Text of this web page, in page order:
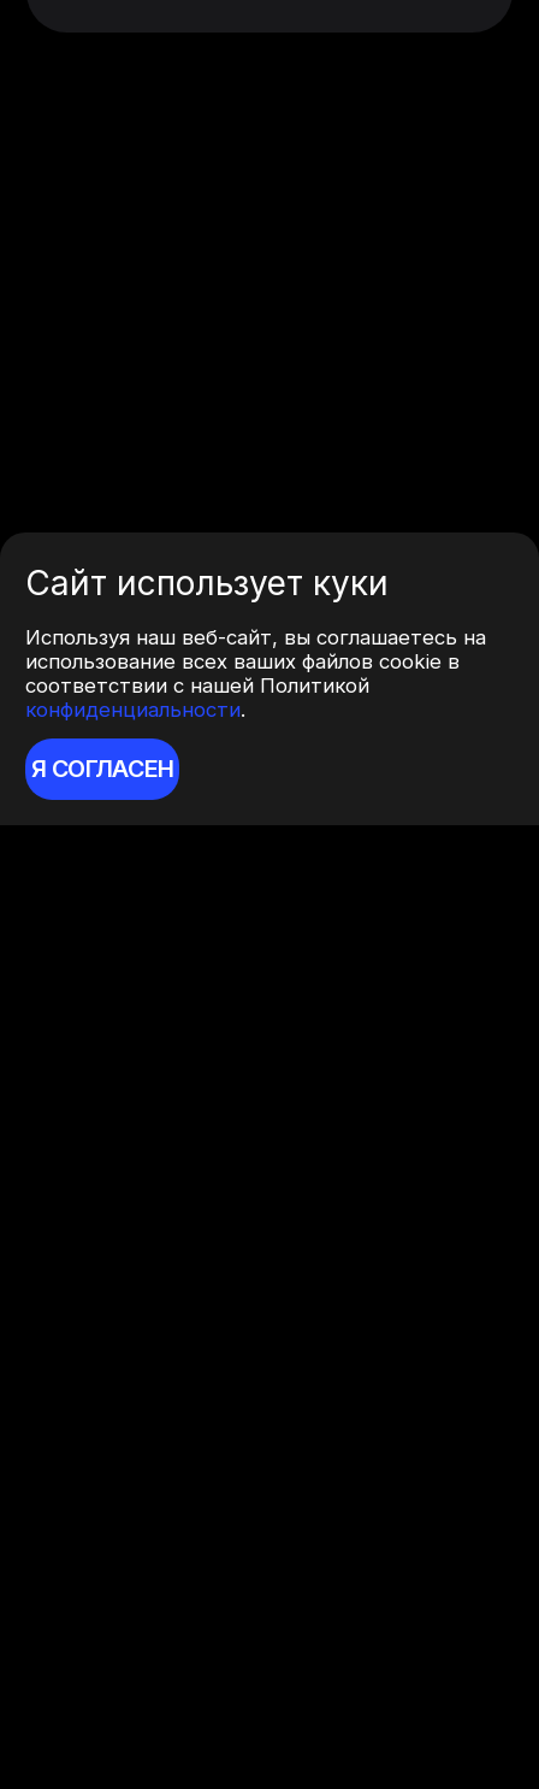
Сайт использует куки
Используя наш веб-сайт, вы соглашаетесь на
использование всех ваших файлов cookie в
соответствии с нашей Политикой
конфиденциальности.
Я СОГЛАСЕН